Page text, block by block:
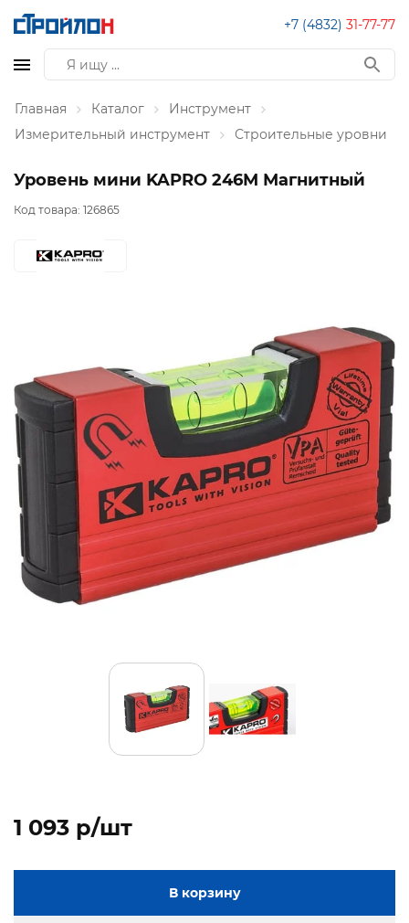
+7 (4832) 31-77-77
Главная Каталог
Инструмент
Измерительный инструмент
Строительные уровни
Уровень мини KAPRO 246М Магнитный
Код товара: 126865
1 093 p/шт
В корзину